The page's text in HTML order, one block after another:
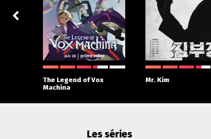
The Legend of Vox
Machina
Mr. Kim
Les séries